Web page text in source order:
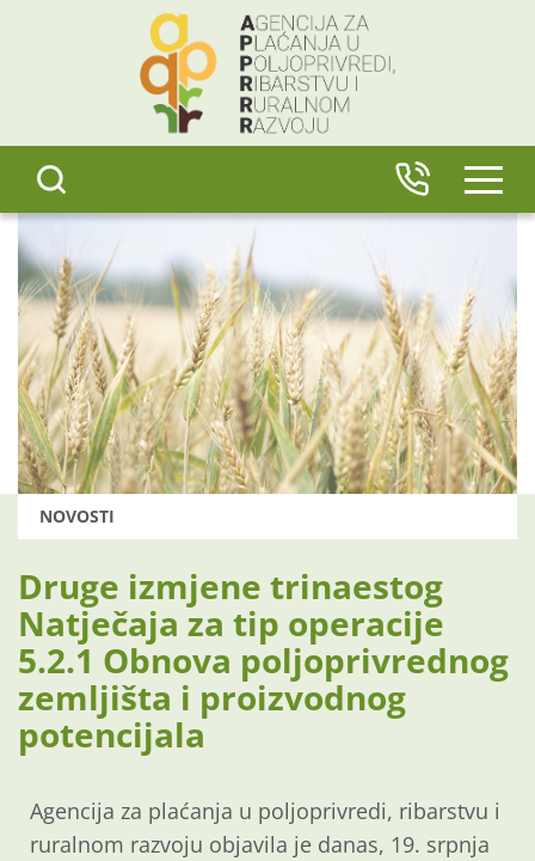
NOVOSTI
Druge izmjene trinaestog
Natječaja za tip operacije
5.2.1 Obnova poljoprivrednog
zemljišta i proizvodnog
potencijala
Agencija za plaćanja u poljoprivredi, ribarstvu i
ruralnom razvoju objavila je danas, 19. srpnja